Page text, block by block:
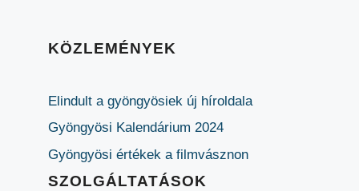
KÖZLEMÉNYEK
Elindult a gyöngyösiek új híroldala
Gyöngyösi Kalendárium 2024
Gyöngyösi értékek a filmvásznon
SZOLGÁLTATÁSOK